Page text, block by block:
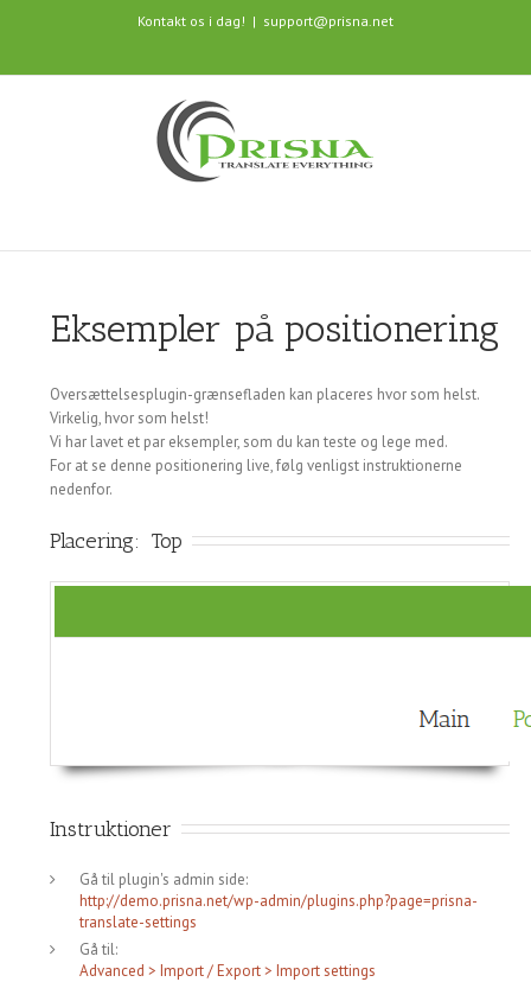
Kontakt os i dag! | support@prisna.net
Eksempler på positionering
Oversættelsesplugin-grænsefladen kan placeres hvor som helst.
Virkelig, hvor som helst!
Vi har lavet et par eksempler, som du kan teste og lege med.
For at se denne positionering live, følg venligst instruktionerne
nedenfor.
Placering: Top
Instruktioner
Gå til plugin's admin side:
http://demo.prisna.net/wp-admin/plugins.php?page=prisna-
translate-settings
Gå til:
Advanced > Import / Export > Import settings